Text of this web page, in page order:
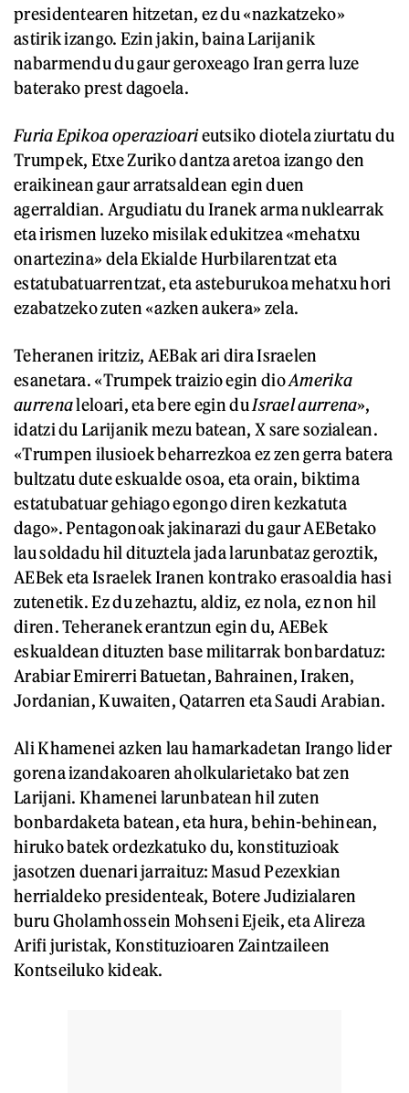
presidentearen hitzetan, ez du «nazkatzeko»
astirik izango. Ezin jakin, baina Larijanik
nabarmendu du gaur geroxeago Iran gerra luze
baterako prest dagoela.
Furia Epikoaoperazioarieutsiko diotela ziurtatu du
Trumpek, Etxe Zuriko dantza aretoa izango den
eraikinean gaur arratsaldean egin duen
agerraldian. Argudiatu du Iranek arma nuklearrak
eta irismen luzeko misilak edukitzea «mehatxu
onartezina» dela Ekialde Hurbilarentzat eta
estatubatuarrentzat, eta asteburukoa mehatxu hori
ezabatzeko zuten «azken aukera» zela.
Teheranen iritziz, AEBak ari dira Israelen
esanetara. «Trumpek traizio egin dioAmerika
aurrenaleloari, eta bere egin du Israel aurrena»,
idatzi du Larijanik mezu batean, X sare sozialean.
«Trumpen ilusioek beharrezkoa ez zen gerra batera
bultzatu dute eskualde osoa, eta orain, biktima
estatubatuar gehiago egongo diren kezkatuta
dago». Pentagonoak jakinarazi du gaur AEBetako
lau soldadu hil dituztela jada larunbataz geroztik,
AEBek eta Israelek Iranen kontrako erasoaldia hasi
zutenetik. Ez du zehaztu, aldiz, ez nola, ez non hil
diren. Teheranek erantzun egin du, AEBek
eskualdean dituzten base militarrak bonbardatuz:
Arabiar Emirerri Batuetan, Bahrainen, Iraken,
Jordanian, Kuwaiten, Qatarren eta Saudi Arabian.
Ali Khamenei azken lau hamarkadetan Irango lider
gorena izandakoaren aholkularietako bat zen
Larijani. Khamenei larunbatean hil zuten
bonbardaketa batean, eta hura, behin-behinean,
hiruko batek ordezkatuko du, konstituzioak
jasotzen duenari jarraituz: Masud Pezexkian
herrialdeko presidenteak, Botere Judizialaren
buru Gholamhossein Mohseni Ejeik, eta Alireza
Arifi juristak, Konstituzioaren Zaintzaileen
Kontseiluko kideak.